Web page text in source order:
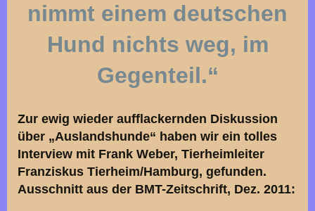
nimmt einem deutschen
Hund nichts weg, im
Gegenteil.“
Zur ewig wieder aufflackernden Diskussion
über „Auslandshunde“ haben wir ein tolles
Interview mit Frank Weber, Tierheimleiter
Franziskus Tierheim/Hamburg, gefunden.
Ausschnitt aus der BMT-Zeitschrift, Dez. 2011: